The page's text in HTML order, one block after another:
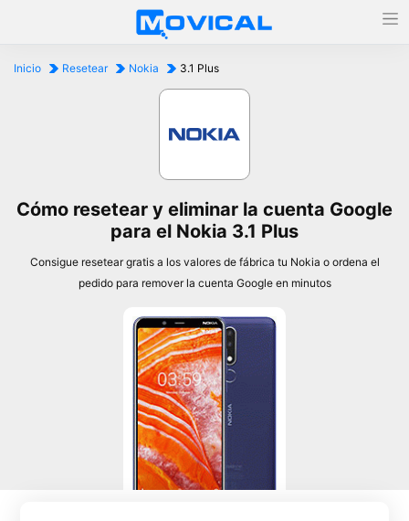
Inicio Resetear Nokia 3.1 Plus
Cómo resetear y eliminar la cuenta Google
para el Nokia 3.1 Plus
Consigue resetear gratis a los valores de fábrica tu Nokia o ordena el
pedido para remover la cuenta Google en minutos